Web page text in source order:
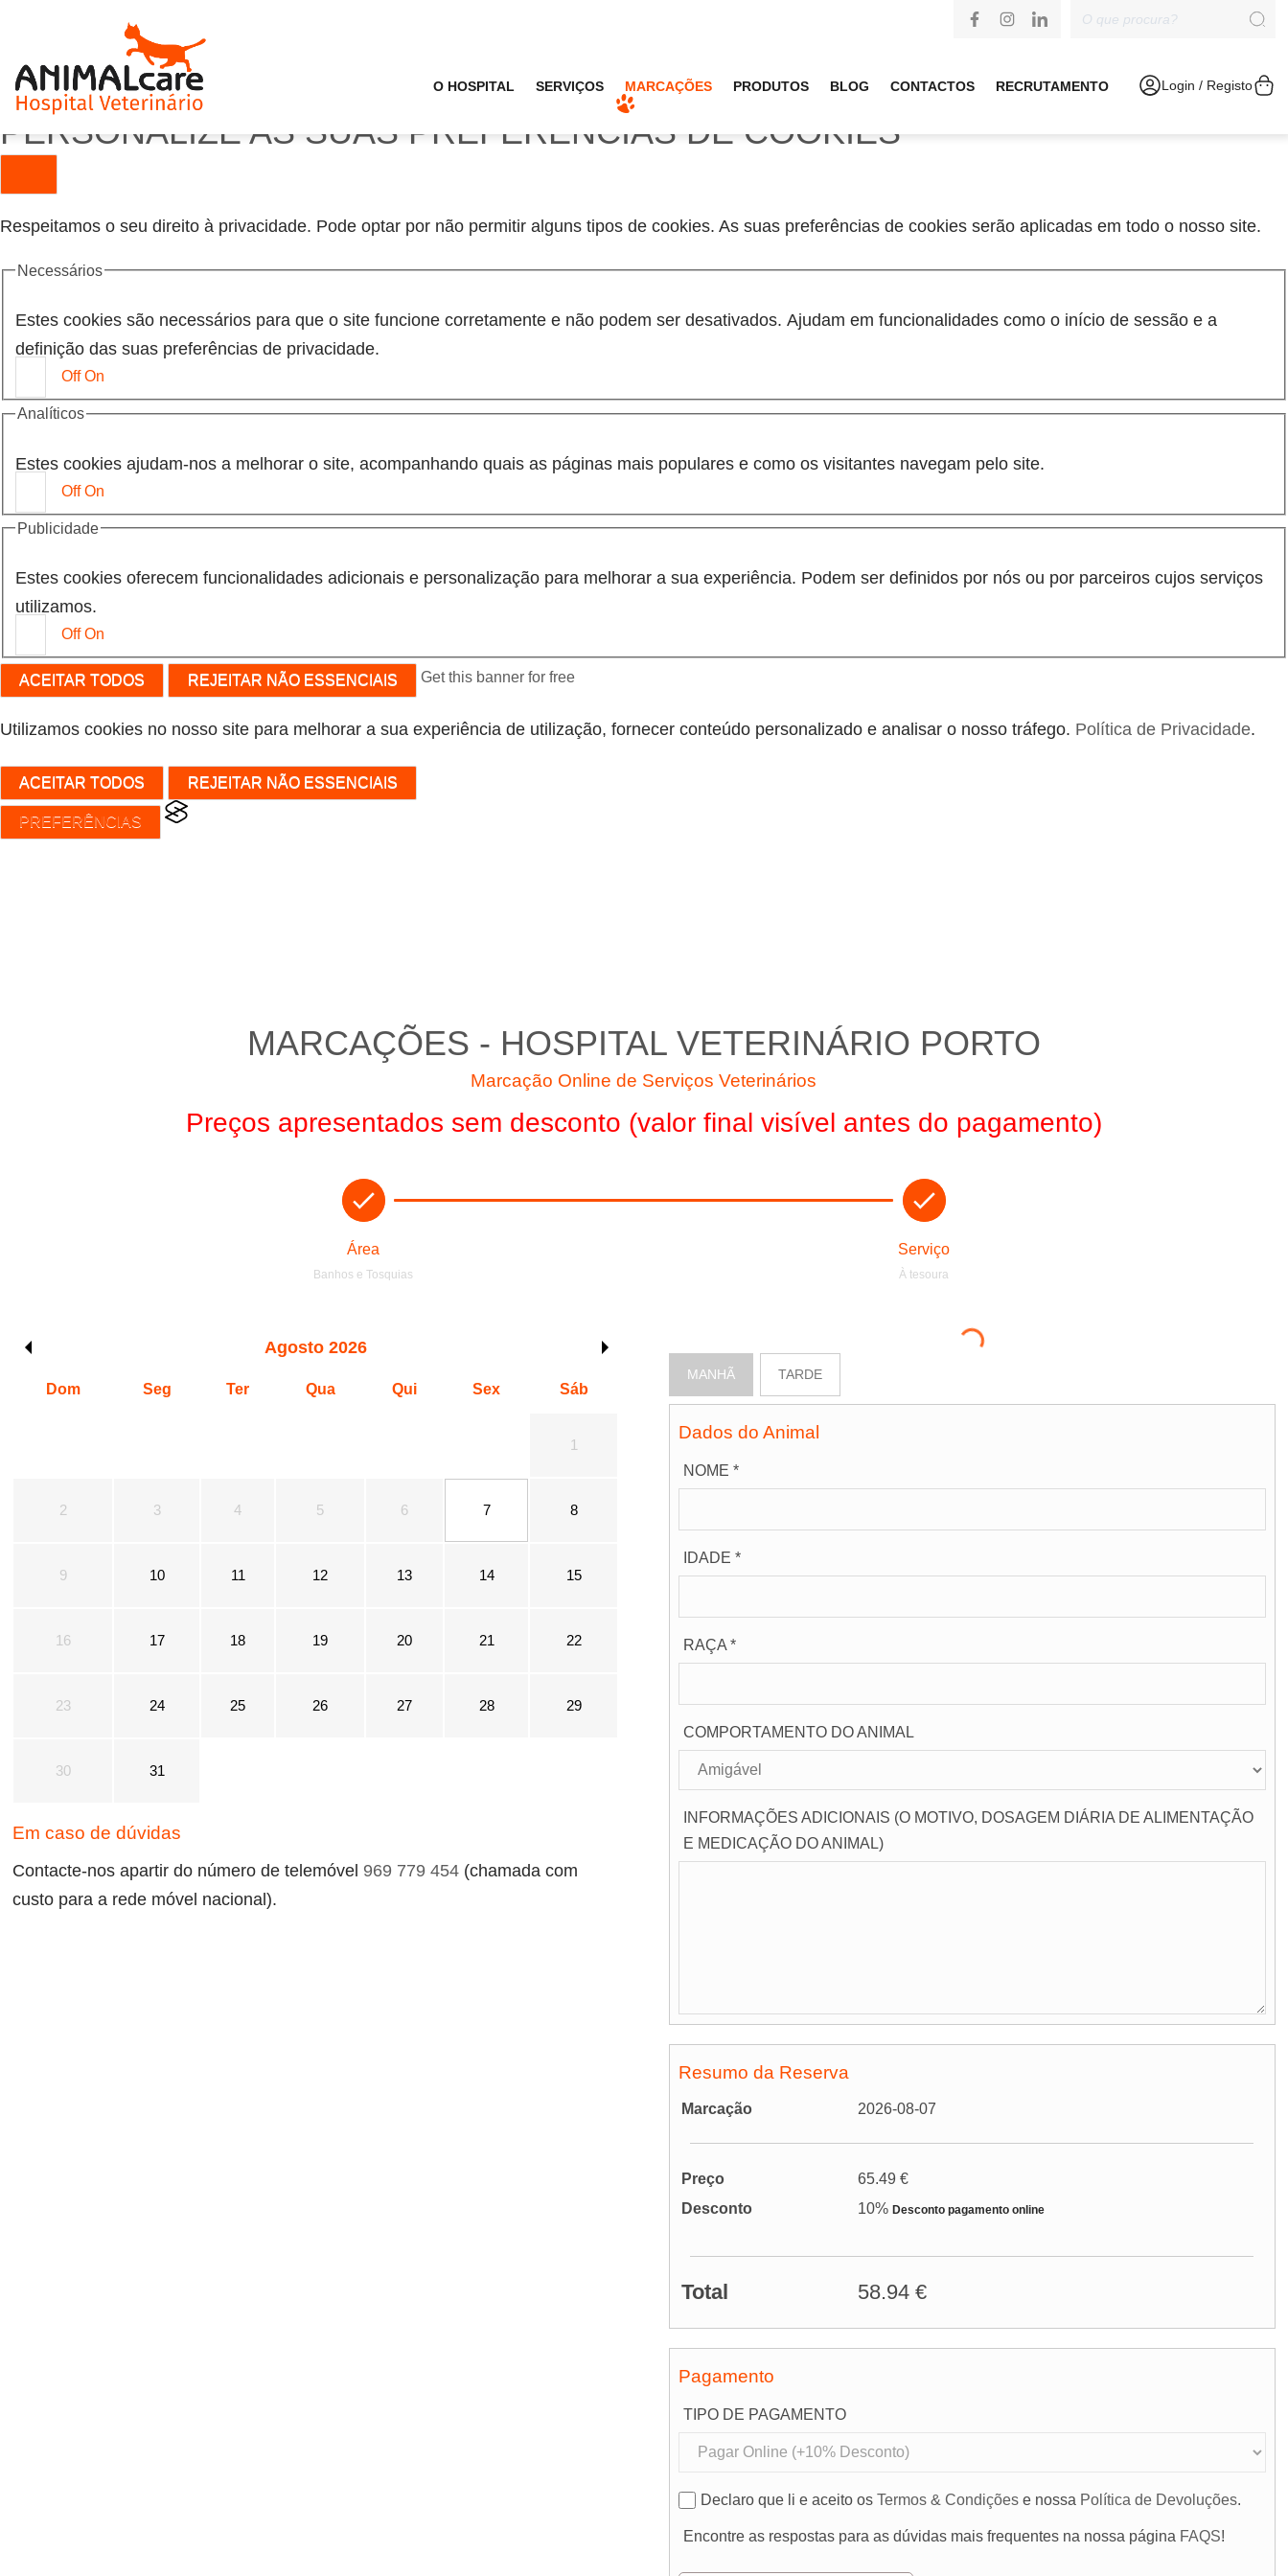
PERSONALIZE AS SUAS PREFERÊNCIAS DE COOKIES
Respeitamos o seu direito à privacidade. Pode optar por não permitir alguns tipos de cookies. As suas preferências de cookies serão aplicadas em todo o nosso site.
Necessários
Estes cookies são necessários para que o site funcione corretamente e não podem ser desativados. Ajudam em funcionalidades como o início de sessão e a
definição das suas preferências de privacidade.
Off On
Analíticos
Estes cookies ajudam-nos a melhorar o site, acompanhando quais as páginas mais populares e como os visitantes navegam pelo site.
Off On
Publicidade
Estes cookies oferecem funcionalidades adicionais e personalização para melhorar a sua experiência. Podem ser definidos por nós ou por parceiros cujos serviços
utilizamos.
Off On
ACEITAR TODOS REJEITAR NÃO ESSENCIAIS Get this banner for free
Utilizamos cookies no nosso site para melhorar a sua experiência de utilização, fornecer conteúdo personalizado e analisar o nosso tráfego. Política de Privacidade.
ACEITAR TODOS REJEITAR NÃO ESSENCIAIS
PREFERÊNCIAS
O HOSPITAL SERVIÇOS MARCAÇÕES PRODUTOS BLOG CONTACTOS RECRUTAMENTO Login / Registo
MARCAÇÕES - HOSPITAL VETERINÁRIO PORTO
Marcação Online de Serviços Veterinários
Preços apresentados sem desconto (valor final visível antes do pagamento)
Área
Banhos e Tosquias
Serviço
À tesoura
Agosto 2026
Dom Seg Ter Qua Qui Sex Sáb
1
2 3 4 5 6 7 8
9 10 11 12 13 14 15
16 17 18 19 20 21 22
23 24 25 26 27 28 29
30 31
Em caso de dúvidas
Contacte-nos apartir do número de telemóvel 969 779 454 (chamada com
custo para a rede móvel nacional).
MANHÃ TARDE
Dados do Animal
NOME *
IDADE *
RAÇA *
COMPORTAMENTO DO ANIMAL
INFORMAÇÕES ADICIONAIS (O MOTIVO, DOSAGEM DIÁRIA DE ALIMENTAÇÃO
E MEDICAÇÃO DO ANIMAL)
Resumo da Reserva
Marcação 2026-08-07
Preço
65.49 €
Desconto
10%Desconto pagamento online
Total 58.94 €
Pagamento
TIPO DE PAGAMENTO
Declaro que li e aceito osTermos & Condições e nossa Política de Devoluções.
Encontre as respostas para as dúvidas mais frequentes na nossa página FAQS!